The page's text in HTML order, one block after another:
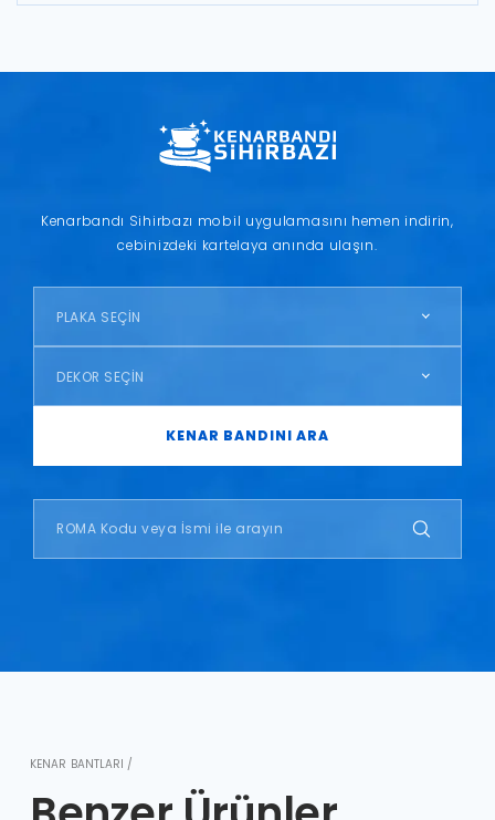
Kenarbandı Sihirbazı mobil uygulamasını hemen indirin,
cebinizdeki kartelaya anında ulaşın.
PLAKA SEÇİN
DEKOR SEÇİN
KENAR BANDINI ARA
KENAR BANTLARI /